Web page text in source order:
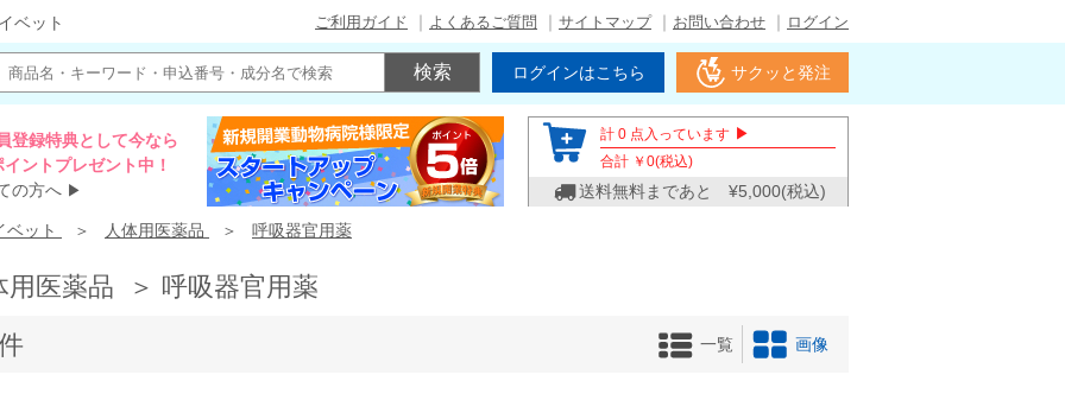
ベット ご利用ガイド よくあるご質問 サイトマップ お問い合わせ ログイン
ログインはこちら サクッと発注
登録特典として今なら
ントプレゼント中！
の方へ ▶
計 0 点入っています ▶
合計 ￥ 0(税込)
送料無料まであと ¥5,000(税込)
ベット 人体用医薬品 呼吸器官用薬
用医薬品 ＞ 呼吸器官用薬
一覧 画像